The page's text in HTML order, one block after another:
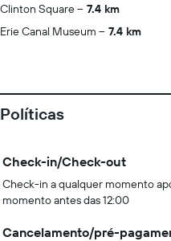
Clinton Square
7.4 km
Erie Canal Museum
7.4 km
Políticas
Check-in/Check-out
Check-in a qualquer momento
momento antes das 12:00
Cancelamento/pré-